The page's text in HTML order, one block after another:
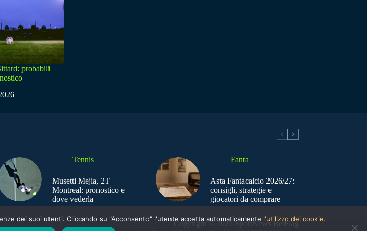
probabili
Tennis
Musetti Mejia, 2T
Montreal: pronostico e
dove vederla
Fanta
Asta Fantacalcio 2026/27:
consigli, strategie e
giocatori da comprare
Copyright © 2025 SportNews BetFlag
dei suoi utenti. Cliccando su "Acconsento" l'utente accetta automaticamente l'utilizzo dei cookie.